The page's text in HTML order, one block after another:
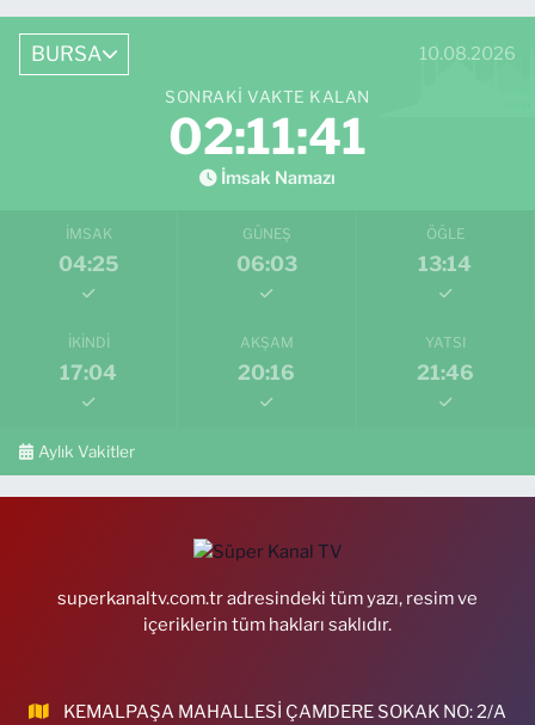
BURSA 10.08.2026
SONRAKI VAKTE KALAN
02:11:40
İmsak Namazı
İMSAK
04:25
GÜNEŞ
06:03
ÖĞLE
13:14
İKINDI
17:04
AKŞAM
20:16
YATSI
21:46
Aylık Vakitler
superkanaltv.com.tr adresindeki tüm yazı, resim ve
içeriklerin tüm hakları saklıdır.
KEMALPAŞA MAHALLESİ ÇAMDERE SOKAK NO: 2/A